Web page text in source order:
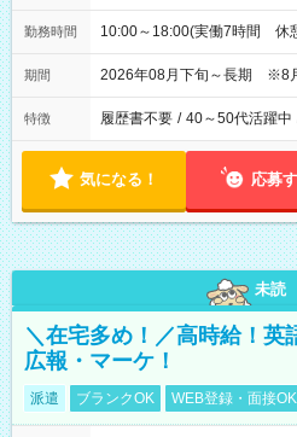
勤務時間 10:00～18:00(実働7時間 休
期間 2026年08月下旬～長期 ※8
特徴 履歴書不要 / 40～50代活躍中
気になる！ 応募
未読
＼在宅多め！／高時給！英
広報・マーケ！
派遣 ブランクOK WEB登録・面接OK